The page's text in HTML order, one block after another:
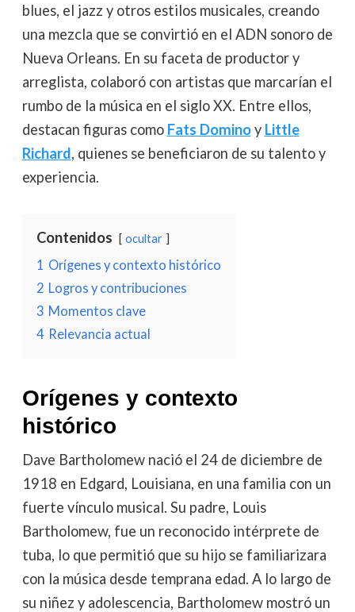
blues, el jazz y otros estilos musicales, creando
una mezcla que se convirtió en el ADN sonoro de
Nueva Orleans. En su faceta de productor y
arreglista, colaboró con artistas que marcarían el
rumbo de la música en el siglo XX. Entre ellos,
destacan figuras como Fats Dominoy Little
Richard, quienes se beneficiaron de su talento y
experiencia.
Contenidos ocultar
1 Orígenes y contexto histórico
2 Logros y contribuciones
3 Momentos clave
4 Relevancia actual
Orígenes y contexto
histórico
Dave Bartholomew nació el 24 de diciembre de
1918 en Edgard, Louisiana, en una familia con un
fuerte vínculo musical. Su padre, Louis
Bartholomew, fue un reconocido intérprete de
tuba, lo que permitió que su hijo se familiarizara
con la música desde temprana edad. A lo largo de
su niñez y adolescencia, Bartholomew mostró un